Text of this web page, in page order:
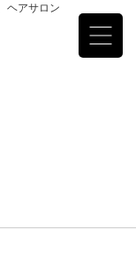
ヘアサロン